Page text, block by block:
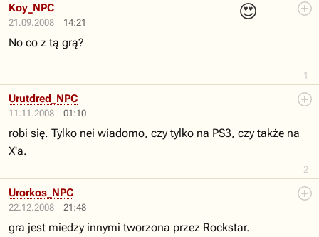
21.09.2008 14:21
😍
1
Koy_NPC
No co z tą grą?
11.11.2008 01:10
2
Urutdred_NPC
robi się. Tylko nei wiadomo, czy tylko na PS3, czy także na
X'a.
22.12.2008 21:48
Urorkos_NPC
gra jest miedzy innymi tworzona przez Rockstar.